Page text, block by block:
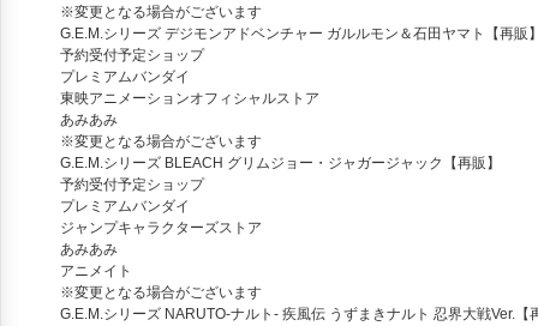
※変更となる場合がございます
G.E.M.シリーズ デジモンアドベンチャー ガルルモン＆石田ヤマト【再販
予約受付予定ショップ
プレミアムバンダイ
東映アニメーションオフィシャルストア
あみあみ
※変更となる場合がございます
G.E.M.シリーズ BLEACH グリムジョー・ジャガージャック【再販】
予約受付予定ショップ
プレミアムバンダイ
ジャンプキャラクターズストア
あみあみ
アニメイト
※変更となる場合がございます
G.E.M.シリーズ NARUTO-ナルト- 疾風伝 うずまきナルト 忍界大戦Ver.【